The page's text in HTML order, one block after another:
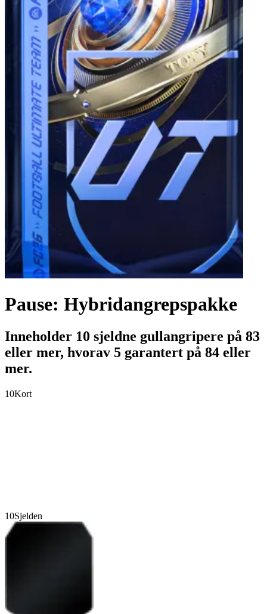
Pause: Hybridangrepspakke
Inneholder 10 sjeldne gullangripere på 83
eller mer, hvorav 5 garantert på 84 eller
mer.
10Kort
10Sjelden